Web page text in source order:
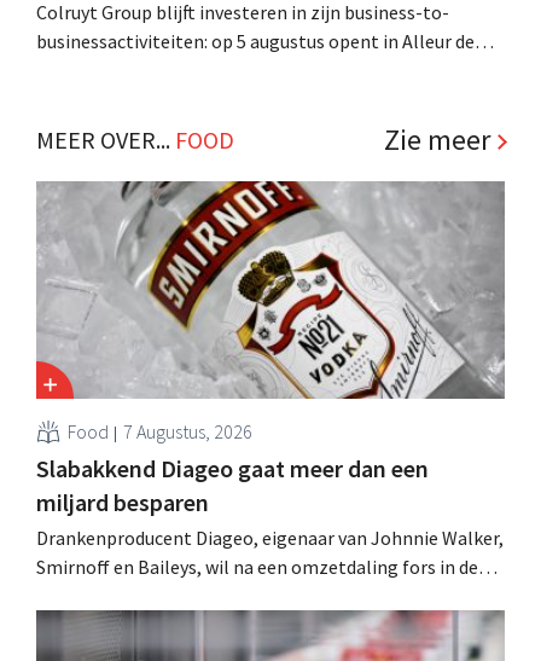
Colruyt Group blijft investeren in zijn business-to-
businessactiviteiten: op 5 augustus opent in Alleur de
klanten. .
MEER OVER... FOOD Zie meer
Food 7 Augustus, 2026
Slabakkend Diageo gaat meer dan een
miljard besparen
Drankenproducent Diageo, eigenaar van Johnnie Walker,
Smirnoff en Baileys, wil na een omzetdaling fors in de
andere Guiness en voorgemixte cocktails.